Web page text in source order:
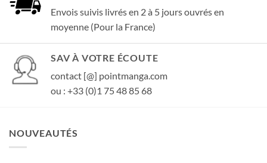
Envois suivis livrés en 2 à 5 jours ouvrés en
moyenne (Pour la France)
SAV À VOTRE ÉCOUTE
contact [@] pointmanga.com
ou : +33 (0)1 75 48 85 68
NOUVEAUTÉS